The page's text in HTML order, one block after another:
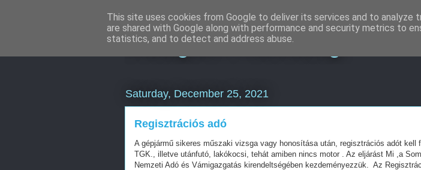
Instagram marketing
Saturday, December 25, 2021
Regisztrációs adó
A gépjármű sikeres műszaki vizsga vagy honosítása után, regisztrációs adót kell
TGK., illetve utánfutó, lakókocsi, tehát amiben nincs motor . Az eljárást Mi ,a
Nemzeti Adó és Vámigazgatás kirendeltségében kezdeményezzük. Az
This site uses cookies from Google to deliver its services and to analyze
are shared with Google along with performance and security metrics to
statistics, and to detect and address abuse.